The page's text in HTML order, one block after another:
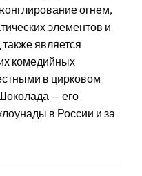
огнем,
элементов и
является
комедийных
в цирковом
— его
в России и за